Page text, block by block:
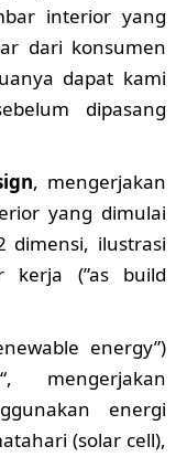
interior yang
dari konsumen
dapat kami
dipasang
, mengerjakan
yang dimulai
dimensi, ilustrasi
kerja (”as build
energy”)
mengerjakan
energi
(solar cell),